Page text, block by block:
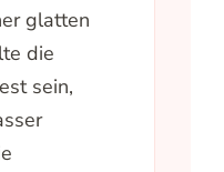
glatten
die
sein,